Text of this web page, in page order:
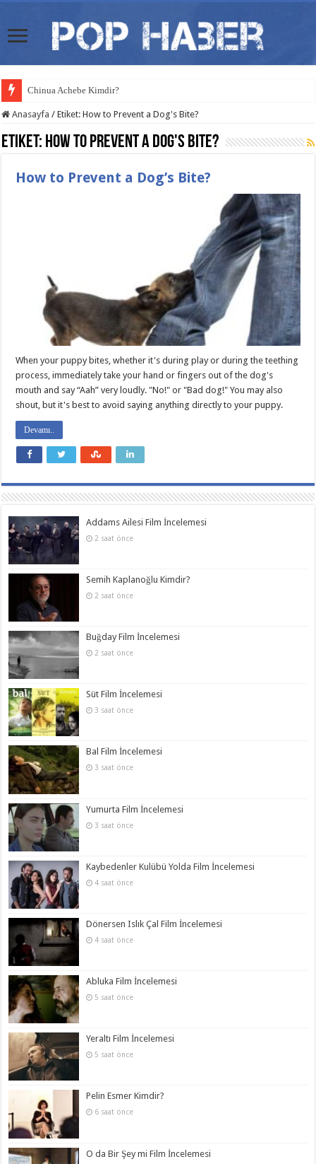
Chinua Achebe Kimdir?
Anasayfa / Etiket:How to Prevent a Dog's Bite?
Etiket: How to Prevent a Dog's Bite?
How to Prevent a Dog’s Bite?
When your puppy bites, whether it's during play or during the teething
process, immediately take your hand or fingers out of the dog's
mouth and say “Aah” very loudly. "No!" or "Bad dog!" You may also
shout, but it's best to avoid saying anything directly to your puppy.
Devamı..
Addams Ailesi Film İncelemesi
2 saat önce
Semih Kaplanoğlu Kimdir?
2 saat önce
Buğday Film İncelemesi
2 saat önce
Süt Film İncelemesi
3 saat önce
Bal Film İncelemesi
3 saat önce
Yumurta Film İncelemesi
3 saat önce
Kaybedenler Kulübü Yolda Film İncelemesi
4 saat önce
Dönersen Islık Çal Film İncelemesi
4 saat önce
Abluka Film İncelemesi
5 saat önce
Yeraltı Film İncelemesi
5 saat önce
Pelin Esmer Kimdir?
6 saat önce
O da Bir Şey mi Film İncelemesi